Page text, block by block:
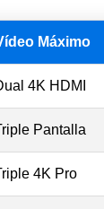
Máximo
4K HDMI
Pantalla
4K Pro